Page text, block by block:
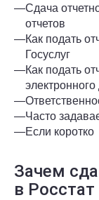
—Сдача
отчетов
—Как подать
Госуслуг
—Как подать
—
—Часто
—Если коротко
Зачем
в Росстат